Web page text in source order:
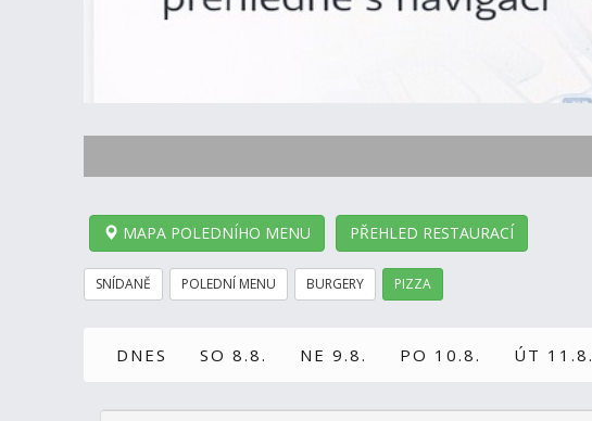
MAPA POLEDNÍHO MENU PŘEHLED RESTAURACÍ
SNÍDANĚ POLEDNÍ MENU BURGERY PIZZA
DNES SO 8.8. NE 9.8. PO 10.8. ÚT 11.8.